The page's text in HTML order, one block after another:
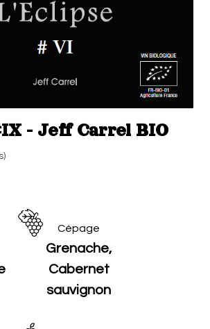
- Jeff Carrel BIO
Cépage
Grenache,
Cabernet
sauvignon